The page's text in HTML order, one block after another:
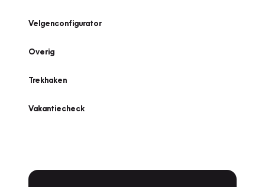
Velgenconfigurator
Overig
Trekhaken
Vakantiecheck